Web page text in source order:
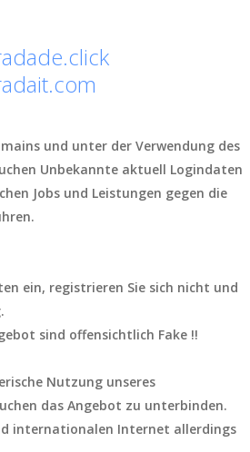
und unter der Verwendung des
Unbekannte aktuell Logindaten
Jobs und Leistungen gegen die
ein, registrieren Sie sich nicht und
sind offensichtlich Fake !!
Nutzung unseres
das Angebot zu unterbinden.
internationalen Internet allerdings